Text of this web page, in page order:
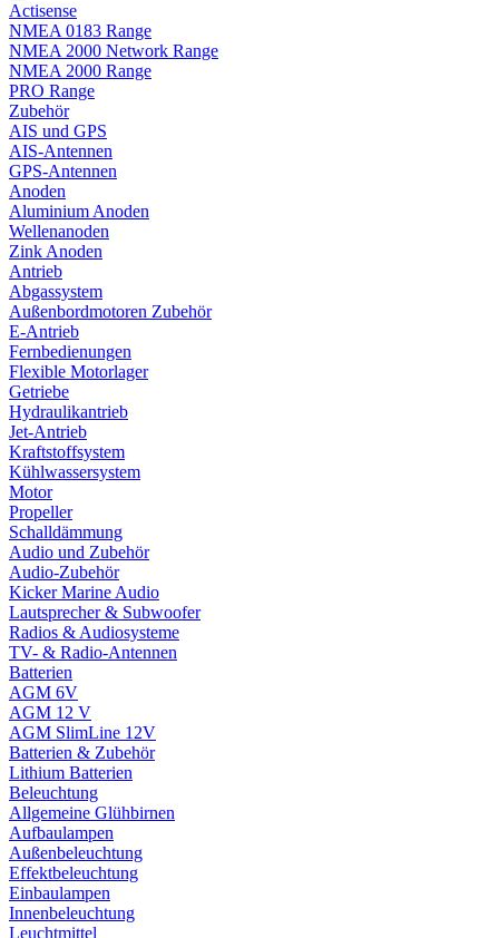
Actisense
NMEA 0183 Range
NMEA 2000 Network Range
NMEA 2000 Range
PRO Range
Zubehör
AIS und GPS
AIS-Antennen
GPS-Antennen
Anoden
Aluminium Anoden
Wellenanoden
Zink Anoden
Antrieb
Abgassystem
Außenbordmotoren Zubehör
E-Antrieb
Fernbedienungen
Flexible Motorlager
Getriebe
Hydraulikantrieb
Jet-Antrieb
Kraftstoffsystem
Kühlwassersystem
Motor
Propeller
Schalldämmung
Audio und Zubehör
Audio-Zubehör
Kicker Marine Audio
Lautsprecher & Subwoofer
Radios & Audiosysteme
TV- & Radio-Antennen
Batterien
AGM 6V
AGM 12 V
AGM SlimLine 12V
Batterien & Zubehör
Lithium Batterien
Beleuchtung
Allgemeine Glühbirnen
Aufbaulampen
Außenbeleuchtung
Effektbeleuchtung
Einbaulampen
Innenbeleuchtung
Leuchtmittel